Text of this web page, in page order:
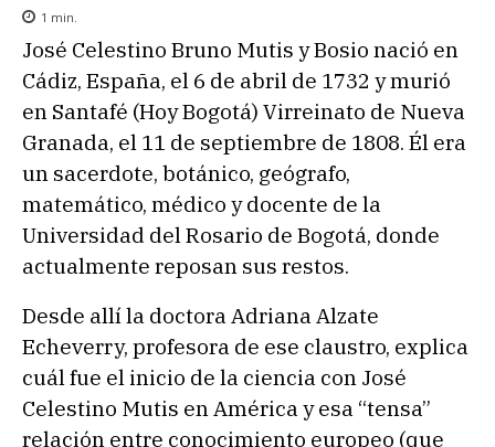
1 min.
José Celestino Bruno Mutis y Bosio nació en
Cádiz, España, el 6 de abril de 1732 y murió
en Santafé (Hoy Bogotá) Virreinato de Nueva
Granada, el 11 de septiembre de 1808. Él era
un sacerdote, botánico, geógrafo,
matemático, médico y docente de la
Universidad del Rosario de Bogotá, donde
actualmente reposan sus restos.
Desde allí la doctora Adriana Alzate
Echeverry, profesora de ese claustro, explica
cuál fue el inicio de la ciencia con José
Celestino Mutis en América y esa “tensa”
relación entre conocimiento europeo (que